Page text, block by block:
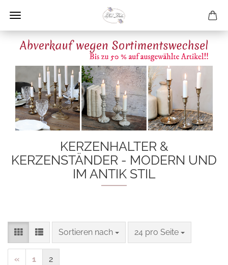
KERZENHALTER &
KERZENSTÄNDER - MODERN UND
IM ANTIK STIL
Sortieren nach
Sortieren nach 24 pro Seite
pro Seite
« 1 2